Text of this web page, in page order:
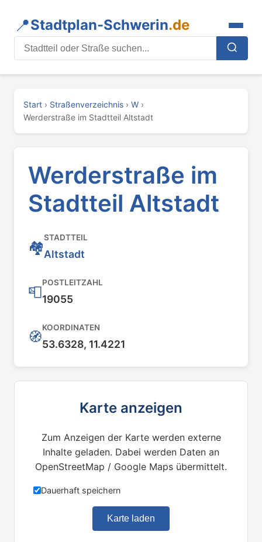
📍Stadtplan-Schwerin.de
Stadtteil oder Straße suchen
Start › Straßenverzeichnis › W ›
Werderstraße im Stadtteil Altstadt
Werderstraße im
Stadtteil Altstadt
🏘️
STADTTEIL
Altstadt
📮
POSTLEITZAHL
19055
🧭
KOORDINATEN
53.6328, 11.4221
Karte anzeigen
Zum Anzeigen der Karte werden externe
Inhalte geladen. Dabei werden Daten an
OpenStreetMap / Google Maps übermittelt.
Dauerhaft speichern
Karte laden